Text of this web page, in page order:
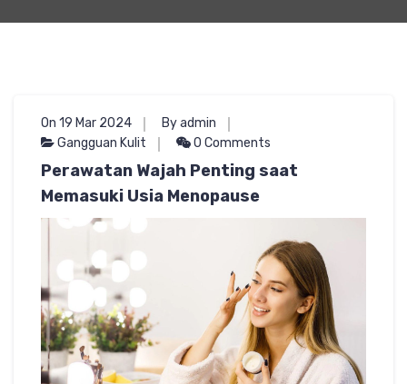
On 19 Mar 2024
By admin
Gangguan Kulit
0 Comments
Perawatan Wajah Penting saat
Memasuki Usia Menopause